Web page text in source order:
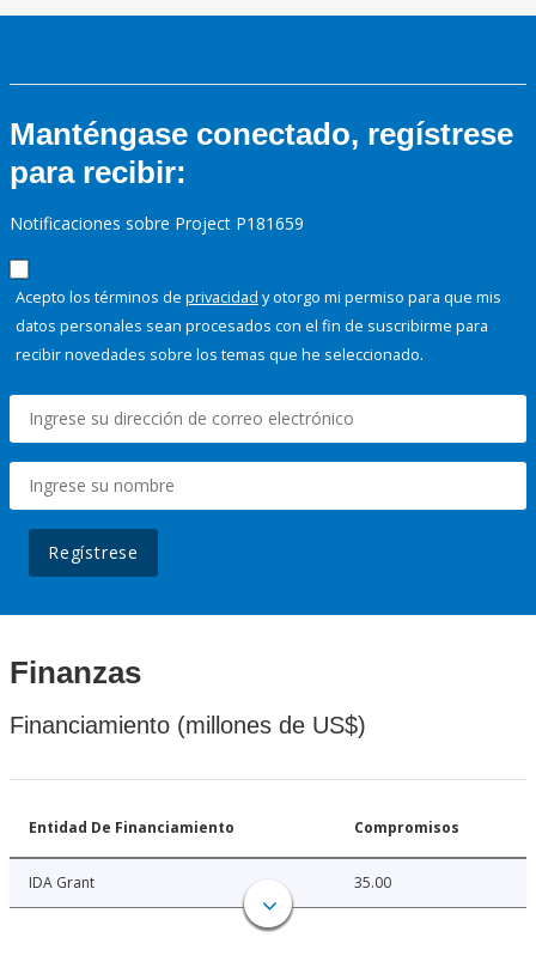
Manténgase conectado, regístrese
para recibir:
Notificaciones sobre Project P181659
Acepto los términos de privacidad y otorgo mi permiso para que mis
datos personales sean procesados con el fin de suscribirme para
recibir novedades sobre los temas que he seleccionado.
Regístrese
Finanzas
Financiamiento (millones de US$)
Entidad De Financiamiento Compromisos
IDA Grant 35.00